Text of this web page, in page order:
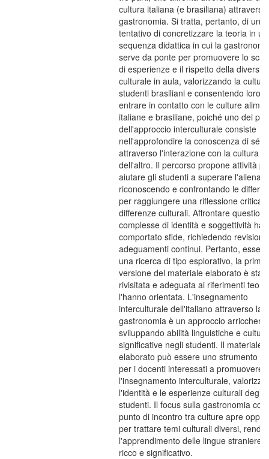
cultura italiana (e brasiliana)
gastronomia. Si tratta, pertanto, di un
tentativo di concretizzare la teoria in
sequenza didattica in cui la
serve da ponte per promuovere lo
di esperienze e il rispetto della diversità
culturale in aula, valorizzando la
studenti brasiliani e consentendo loro di
entrare in contatto con le culture
italiane e brasiliane, poiché uno dei
dell'approccio interculturale consiste
nell'approfondire la conoscenza di sé
attraverso l'interazione con la cultura
dell'altro. Il percorso propone attività
aiutare gli studenti a superare
riconoscendo e confrontando le
per raggiungere una riflessione critica
differenze culturali. Affrontare questioni
complesse di identità e soggettività ha
comportato sfide, richiedendo revisioni
adeguamenti continui. Pertanto,
una ricerca di tipo esplorativo, la prima
versione del materiale elaborato è stata
rivisitata e adeguata ai riferimenti
l'hanno orientata. L'insegnamento
interculturale dell'italiano attraverso la
gastronomia è un approccio
sviluppando abilità linguistiche e
significative negli studenti. Il materiale
elaborato può essere uno strumento
per i docenti interessati a promuovere
l'insegnamento interculturale,
l'identità e le esperienze culturali degli
studenti. Il focus sulla gastronomia
punto di incontro tra culture apre
per trattare temi culturali diversi,
l'apprendimento delle lingue straniere
ricco e significativo.